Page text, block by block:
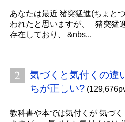
あなたは最近 猪突猛進(ちょと
われたと思いますが、 猪突猛
存在しており、 &nbs...
気づくと気付くの違
ちが正しい?
教科書や本では気付くが 気づ